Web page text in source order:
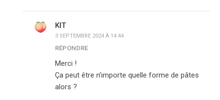
KIT
3 SEPTEMBRE 2024 À 14:44
RÉPONDRE
Merci !
Ça peut être n’importe quelle forme de pâtes
alors ?